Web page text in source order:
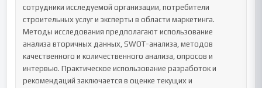
сотрудники исследуемой организации, потребители
строительных услуг и эксперты в области маркетинга.
Методы исследования предполагают использование
анализа вторичных данных, SWOT-анализа, методов
качественного и количественного анализа, опросов и
интервью. Практическое использование разработок и
рекомендаций заключается в оценке текущих и